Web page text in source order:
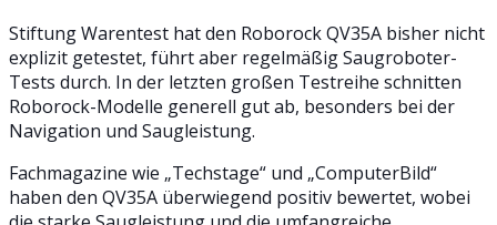
Stiftung Warentest hat den Roborock QV35A bisher nicht
explizit getestet, führt aber regelmäßig Saugroboter-
Tests durch. In der letzten großen Testreihe schnitten
Roborock-Modelle generell gut ab, besonders bei der
Navigation und Saugleistung.
Fachmagazine wie „Techstage“ und „ComputerBild“
haben den QV35A überwiegend positiv bewertet, wobei